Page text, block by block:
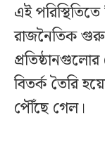
এই
রাজনৈতিক
বিতর্ক তৈরি
পৌঁছে গেল।